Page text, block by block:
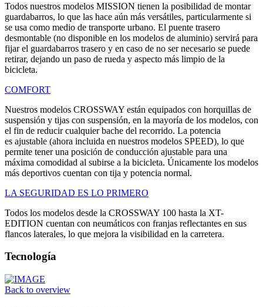
Todos nuestros modelos MISSION tienen la posibilidad de montar
guardabarros, lo que las hace aún más versátiles, particularmente si
se usa como medio de transporte urbano. El puente trasero
desmontable (no disponible en los modelos de aluminio) servirá para
fijar el guardabarros trasero y en caso de no ser necesario se puede
retirar, dejando un paso de rueda y aspecto más limpio de la
bicicleta.
COMFORT
Nuestros modelos CROSSWAY están equipados con horquillas de
suspensión y tijas con suspensión, en la mayoría de los modelos, con
el fin de reducir cualquier bache del recorrido. La potencia
es ajustable (ahora incluida en nuestros modelos SPEED), lo que
permite tener una posición de conducción ajustable para una
máxima comodidad al subirse a la bicicleta. Únicamente los modelos
más deportivos cuentan con tija y potencia normal.
LA SEGURIDAD ES LO PRIMERO
Todos los modelos desde la CROSSWAY 100 hasta la XT-
EDITION cuentan con neumáticos con franjas reflectantes en sus
flancos laterales, lo que mejora la visibilidad en la carretera.
Tecnología
Back to overview